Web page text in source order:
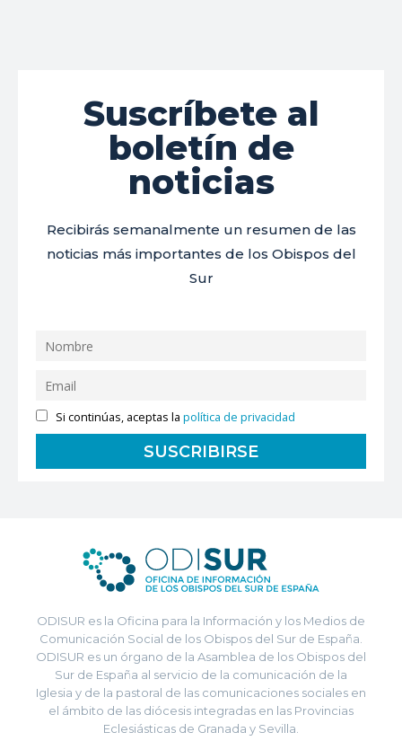
Suscríbete al
boletín de
noticias
Recibirás semanalmente un resumen de las
noticias más importantes de los Obispos del
Sur
Si continúas, aceptas lapolítica de privacidad
ODISUR es la Oficina para la Información y los Medios de
Comunicación Social de los Obispos del Sur de España.
ODISUR es un órgano de la Asamblea de los Obispos del
Sur de España al servicio de la comunicación de la
Iglesia y de la pastoral de las comunicaciones sociales en
el ámbito de las diócesis integradas en las Provincias
Eclesiásticas de Granada y Sevilla.